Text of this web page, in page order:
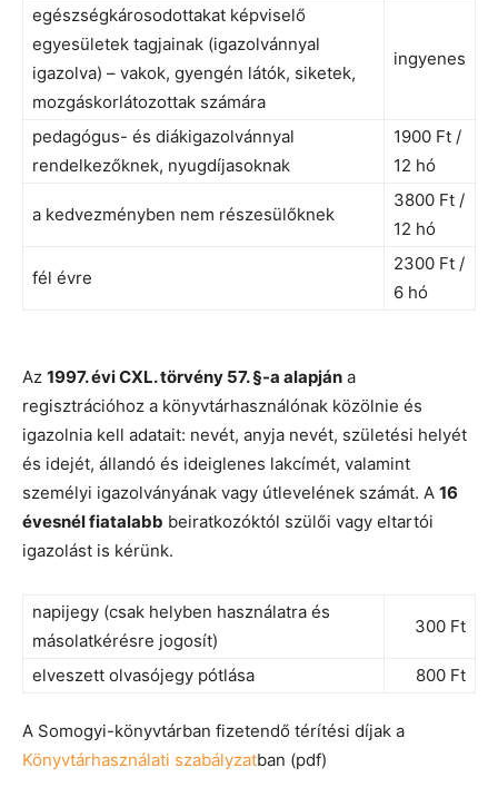
egészségkárosodottakat képviselő
egyesületek tagjainak (igazolvánnyal
igazolva) – vakok, gyengén látók, siketek,
mozgáskorlátozottak számára
ingyenes
pedagógus- és diákigazolvánnyal
rendelkezőknek, nyugdíjasoknak
1900 Ft /
12 hó
a kedvezményben nem részesülőknek
3800 Ft /
12 hó
fél évre
2300 Ft /
6 hó
Az 1997. évi CXL. törvény 57. §-a alapján a
regisztrációhoz a könyvtárhasználónak közölnie és
igazolnia kell adatait: nevét, anyja nevét, születési helyét
és idejét, állandó és ideiglenes lakcímét, valamint
személyi igazolványának vagy útlevelének számát. A 16
évesnél fiatalabb beiratkozóktól szülői vagy eltartói
igazolást is kérünk.
napijegy (csak helyben használatra és
másolatkérésre jogosít)
300 Ft
elveszett olvasójegy pótlása 800 Ft
A Somogyi-könyvtárban fizetendő térítési díjak a
Könyvtárhasználati szabályzatban (pdf)